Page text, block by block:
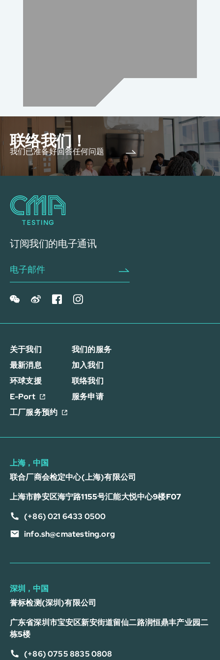
联络我们！
我们已准备好回答任何问题
订阅我们的电子通讯
关于我们
我们的服务
最新消息
加入我们
环球支援
联络我们
E-Port
服务申请
工厂服务预约
上海，中国
联合厂商会检定中心(上海)有限公司
上海市静安区海宁路1155号汇能大悦中心9楼F07
(+86) 021 6433 0500
info.sh@cmatesting.org
深圳，中国
誉标检测(深圳)有限公司
广东省深圳市宝安区新安街道留仙二路润恒鼎丰产业园二
栋5楼
(+86) 0755 8835 0808